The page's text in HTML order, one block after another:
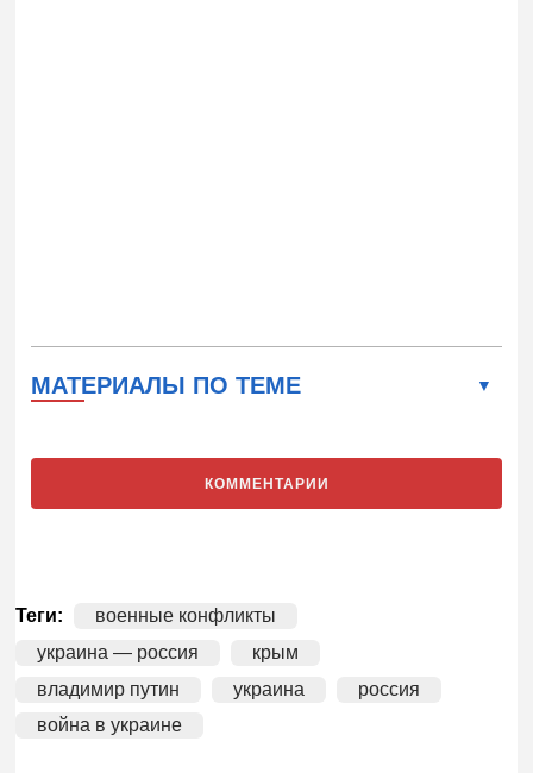
МАТЕРИАЛЫ ПО ТЕМЕ
КОММЕНТАРИИ
Теги:
военные конфликты
украина — россия
крым
владимир путин
украина
россия
война в украине